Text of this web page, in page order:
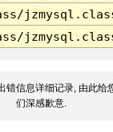
错信息详细记录, 由此给
们深感歉意.